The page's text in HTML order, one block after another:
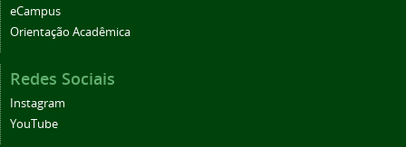
eCampus
Orientação Acadêmica
Redes Sociais
Instagram
YouTube